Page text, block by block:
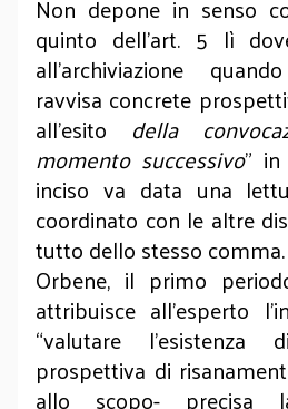
Non depone in senso
quinto dell’art. 5 lì
all’archiviazione
ravvisa concrete
all'esito della
momento successivo”
inciso va data una
coordinato con le altre
tutto dello stesso comma.
Orbene, il primo
attribuisce all’esperto
“valutare
prospettiva di
allo scopo- precisa